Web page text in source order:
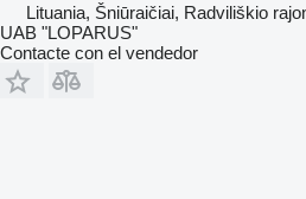
Lituania, Šniūraičiai, Radviliškio
UAB "LOPARUS"
Contacte con el vendedor